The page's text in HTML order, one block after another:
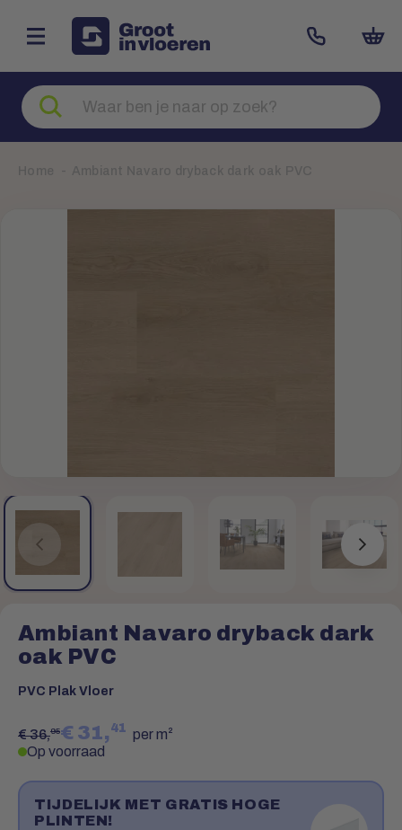
Zoeken
naar
producten
Home Ambiant Navaro dryback dark oak PVC
Ambiant Navaro dryback dark
oak PVC
PVC Plak Vloer
€ 36,95€ 31, 41 per m²
Op voorraad
TIJDELIJK MET GRATIS HOGE
PLINTEN!